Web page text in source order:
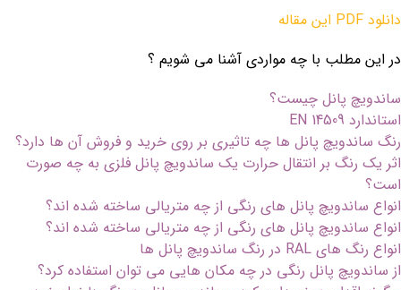
دانلود PDF این مقاله
در این مطلب با چه مواردی آشنا می شویم ؟
ساندویچ پانل چیست؟
استاندارد EN 14509
رنگ ساندویچ پانل ها چه تاثیری بر روی خرید و فروش آن ها دارد؟
اثر یک رنگ بر انتقال حرارت یک ساندویچ پانل فلزی به چه صورت
است؟
انواع ساندویچ پانل های رنگی از چه متریالی ساخته شده اند؟
انواع ساندویچ پانل های رنگی از چه متریالی ساخته شده اند؟
انواع رنگ های RAL در رنگ ساندویچ پانل ها
از ساندویچ پانل رنگی در چه مکان هایی می توان استفاده کرد؟